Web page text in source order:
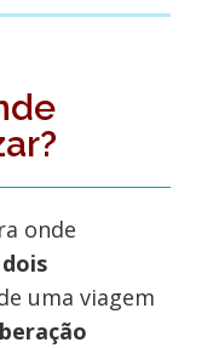
onde
dois
uma viagem